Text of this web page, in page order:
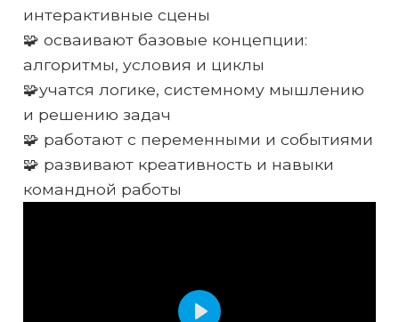
интерактивные сцены
🧩 осваивают базовые концепции:
алгоритмы, условия и циклы
🧩учатся логике, системному мышлению
и решению задач
🧩 работают с переменными и событиями
🧩 развивают креативность и навыки
командной работы